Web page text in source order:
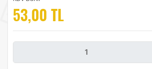
53,00 TL